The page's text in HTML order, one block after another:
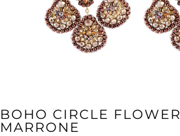
BOHO CIRCLE FLOWER
MARRONE